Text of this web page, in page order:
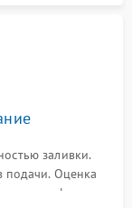
заливки.
подачи. Оценка
дефектов